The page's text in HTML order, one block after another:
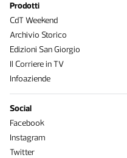
Prodotti
CdT Weekend
Archivio Storico
Edizioni San Giorgio
Il Corriere in TV
Infoaziende
Social
Facebook
Instagram
Twitter